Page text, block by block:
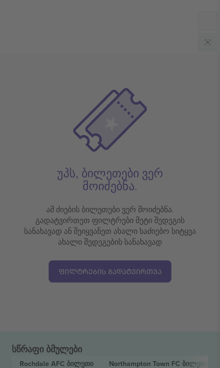
უპს, ბილეთები ვერ
მოიძებნა.
ამ ძიების ბილეთები ვერ მოიძებნა.
გადატვირთეთ ფილტრები მეტი შედეგის
სანახავად ან შეიყვანეთ ახალი საძიებო სიტყვა
ახალი შედეგების სანახავად
ᲤᲘᲚᲢᲠᲔᲑᲘᲡ ᲒᲐᲓᲐᲢᲕᲘᲠᲗᲕᲐ
სწრაფი ბმულები
Rochdale AFC ბილეთი Northampton Town FC ბილეთი